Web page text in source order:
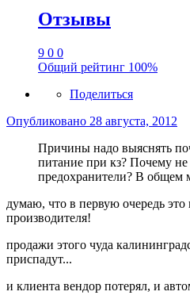
Отзывы
9 0 0
Общий рейтинг 100%
Поделиться
Опубликовано 28 августа, 2012
Причины надо выяснять
питание при кз? Почему
предохранители? В общем
думаю, что в первую очередь
производителя!
продажи этого чуда
приспадут...
и клиента вендор потерял, и